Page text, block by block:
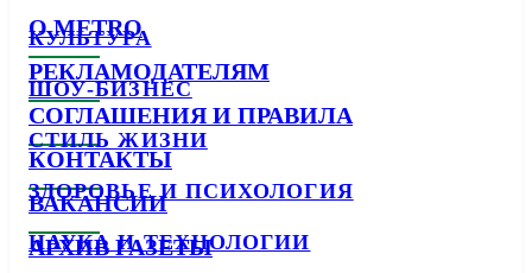
КУЛЬТУРА
ШОУ-БИЗНЕС
СТИЛЬ ЖИЗНИ
ЗДОРОВЬЕ И ПСИХОЛОГИЯ
НАУКА И ТЕХНОЛОГИИ
О METRO
РЕКЛАМОДАТЕЛЯМ
СОГЛАШЕНИЯ И ПРАВИЛА
КОНТАКТЫ
ВАКАНСИИ
АРХИВ ГАЗЕТЫ